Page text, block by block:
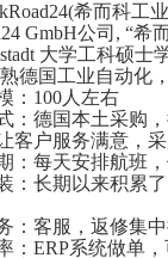
希而科工
GmbH公司, “
大学工科硕士
德国工业自动化
： 100人左右
：德国本土采购
客户服务满意，
：每天安排航班
：长期以来积累
：客服，返修集
： ERP系统做单